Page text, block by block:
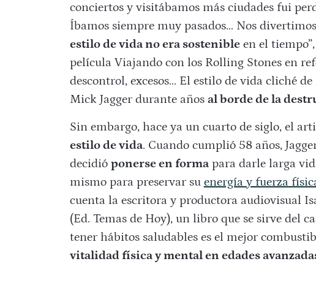
conciertos y visitábamos más ciudades fui
Íbamos siempre muy pasados… Nos
estilo de vida no era sostenibleen el
película Viajando con los Rolling Stones en
descontrol, excesos… El estilo de vida cliché
Mick Jagger durante años al borde de la
Sin embargo, hace ya un cuarto de siglo, el
estilo de vida. Cuando cumplió 58 años,
decidió ponerse en formapara darle larga
mismo para preservar su energía y fuerza
cuenta la escritora y productora audiovisual
(Ed. Temas de Hoy), un libro que se sirve del
tener hábitos saludables es el mejor
vitalidad física y mental en edades